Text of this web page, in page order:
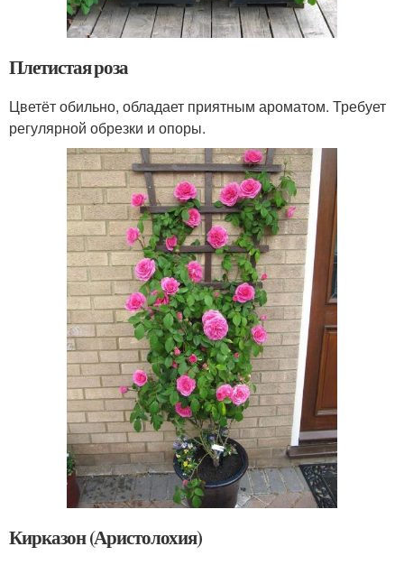
Плетистая роза
Цветёт обильно, обладает приятным ароматом. Требует
регулярной обрезки и опоры.
Кирказон (Аристолохия)